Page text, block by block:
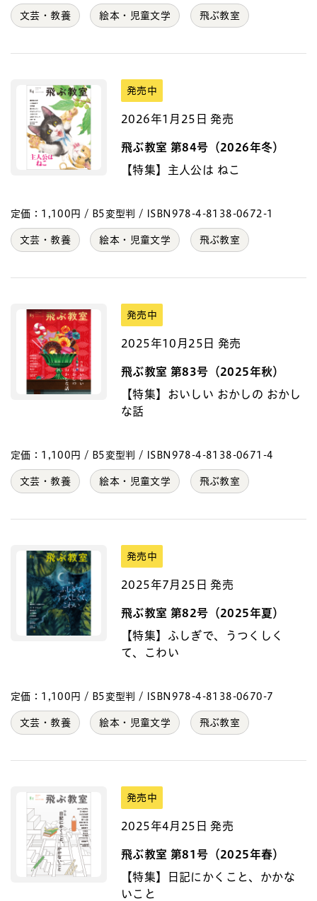
文芸・教養 絵本・児童文学 飛ぶ教室
発売中
2026年1月25日 発売
飛ぶ教室 第84号（2026年冬）
【特集】主人公は ねこ
定価：1,100円 / B5変型判 / ISBN978-4-8138-0672-1
文芸・教養 絵本・児童文学 飛ぶ教室
発売中
2025年10月25日 発売
飛ぶ教室 第83号（2025年秋）
【特集】おいしい おかしの おかし
な話
定価：1,100円 / B5変型判 / ISBN978-4-8138-0671-4
文芸・教養 絵本・児童文学 飛ぶ教室
発売中
2025年7月25日 発売
飛ぶ教室 第82号（2025年夏）
【特集】ふしぎで、うつくしく
て、こわい
定価：1,100円 / B5変型判 / ISBN978-4-8138-0670-7
文芸・教養 絵本・児童文学 飛ぶ教室
発売中
2025年4月25日 発売
飛ぶ教室 第81号（2025年春）
【特集】日記にかくこと、かかな
いこと